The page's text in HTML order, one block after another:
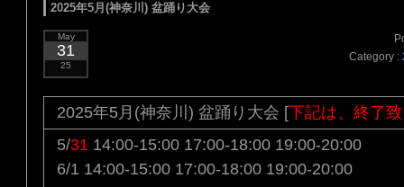
2025年5月(神奈川) 盆踊り大会
May
31
25
Category :
2025年5月(神奈川) 盆踊り大会 [下記は、終了
5/31 14:00-15:00 17:00-18:00 19:00-20:00
6/1 14:00-15:00 17:00-18:00 19:00-20:00